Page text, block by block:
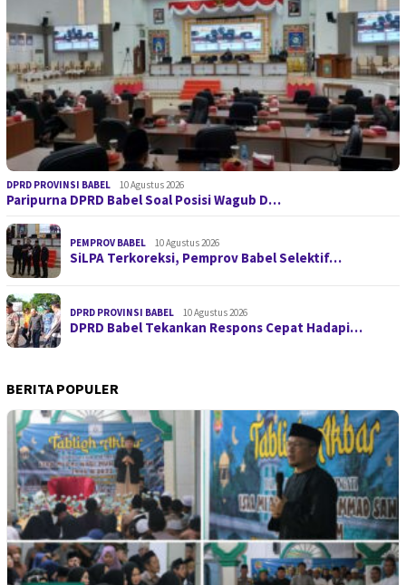
DPRD PROVINSI BABEL 10 Agustus 2026
Paripurna DPRD Babel Soal Posisi Wagub D…
PEMPROV BABEL 10 Agustus 2026
SiLPA Terkoreksi, Pemprov Babel Selektif…
DPRD PROVINSI BABEL 10 Agustus 2026
DPRD Babel Tekankan Respons Cepat Hadapi…
BERITA POPULER